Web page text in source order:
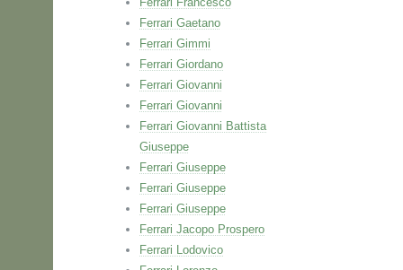
Ferrari Gaetano
Ferrari Gimmi
Ferrari Giordano
Ferrari Giovanni
Ferrari Giovanni
Ferrari Giovanni Battista
Giuseppe
Ferrari Giuseppe
Ferrari Giuseppe
Ferrari Giuseppe
Ferrari Jacopo Prospero
Ferrari Lodovico